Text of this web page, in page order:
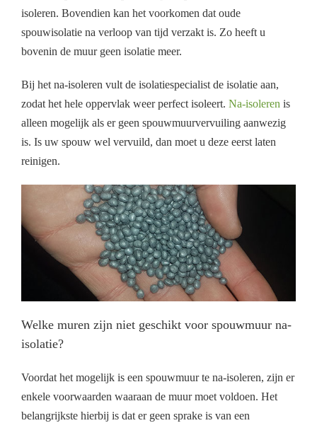
isoleren. Bovendien kan het voorkomen dat oude
spouwisolatie na verloop van tijd verzakt is. Zo heeft u
bovenin de muur geen isolatie meer.
Bij het na-isoleren vult de isolatiespecialist de isolatie aan,
zodat het hele oppervlak weer perfect isoleert. Na-isoleren is
alleen mogelijk als er geen spouwmuurvervuiling aanwezig
is. Is uw spouw wel vervuild, dan moet u deze eerst laten
reinigen.
Welke muren zijn niet geschikt voor spouwmuur na-
isolatie?
Voordat het mogelijk is een spouwmuur te na-isoleren, zijn er
enkele voorwaarden waaraan de muur moet voldoen. Het
belangrijkste hierbij is dat er geen sprake is van een